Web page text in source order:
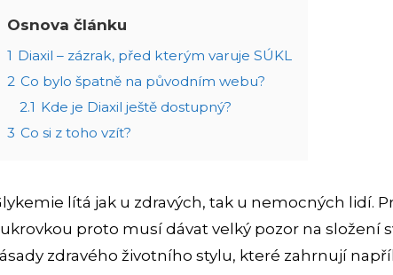
Osnova článku
1 Diaxil – zázrak, před kterým varuje SÚKL
2 Co bylo špatně na původním webu?
2.1 Kde je Diaxil ještě dostupný?
3 Co si z toho vzít?
lítá jak u zdravých, tak u nemocných lidí.
proto musí dávat velký pozor na složení
zdravého životního stylu, které zahrnují